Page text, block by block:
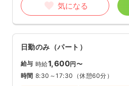
気になる
日勤のみ（パート）
給与 時給1,600円〜
時間 8:30～17:30 （休憩60分）